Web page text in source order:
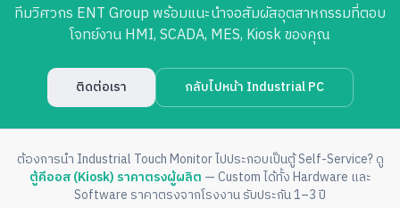
ทีมวิศวกร ENT Group พร้อมแนะนำจอสัมผัสอุตสาหกรรมที่ตอบ
โจทย์งาน HMI, SCADA, MES, Kiosk ของคุณ
ติดต่อเรา กลับไปหน้า Industrial PC
ต้องการนำ Industrial Touch Monitor ไปประกอบเป็นตู้ Self-Service? ดู
ตู้คีออส (Kiosk) ราคาตรงผู้ผลิต — Custom ได้ทั้ง Hardware และ
Software ราคาตรงจากโรงงาน รับประกัน 1–3 ปี